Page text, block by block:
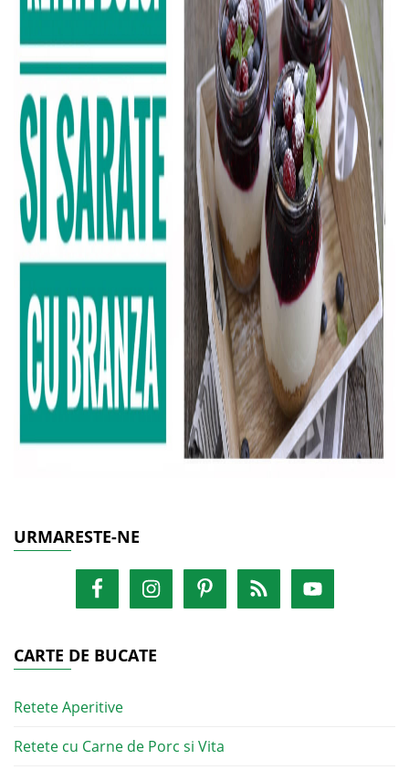
URMARESTE-NE
CARTE DE BUCATE
Retete Aperitive
Retete cu Carne de Porc si Vita